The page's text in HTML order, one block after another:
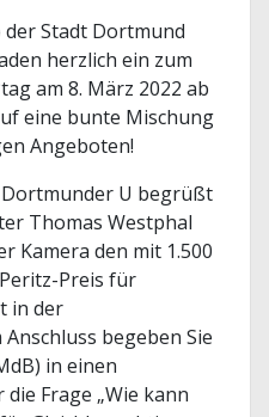
Stadt Dortmund
herzlich ein zum
am 8. März 2022 ab
eine bunte Mischung
Angeboten!
Dortmunder U begrüßt
Thomas Westphal
Kamera den mit 1.500
Preis für
in der
begeben Sie
in einen
Frage „Wie kann